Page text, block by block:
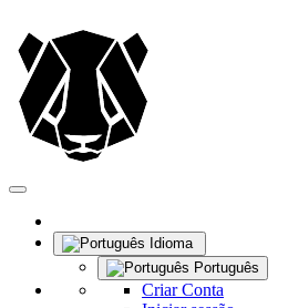
Idioma
Português
Criar Conta